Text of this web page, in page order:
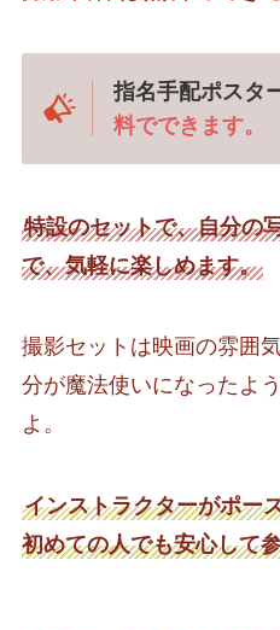
指名手配ポスタ
料でできます。
特設のセットで、自分の
で、気軽に楽しめます。
撮影セットは映画の雰囲
分が魔法使いになったよ
よ。
インストラクターがポー
初めての人でも安心して